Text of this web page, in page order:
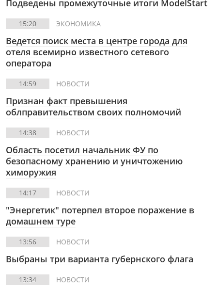
Подведены промежуточные итоги ModelStart
15:20 ЭКОНОМИКА
Ведется поиск места в центре города для
отеля всемирно известного сетевого
оператора
14:59 НОВОСТИ
Признан факт превышения
облправительством своих полномочий
14:38 НОВОСТИ
Область посетил начальник ФУ по
безопасному хранению и уничтожению
химоружия
14:17 НОВОСТИ
"Энергетик" потерпел второе поражение в
домашнем туре
13:56 НОВОСТИ
Выбраны три варианта губернского флага
13:34 НОВОСТИ